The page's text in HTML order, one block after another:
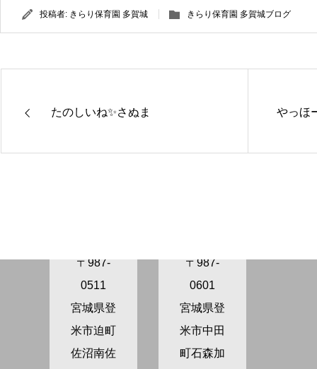
投稿者: きらり保育園 多賀城 きらり保育園 多賀城ブログ
たのしいね✨さぬま やっほ
〒987-
0511
宮城県登
米市迫町
佐沼南佐
〒987-
0601
宮城県登
米市中田
町石森加